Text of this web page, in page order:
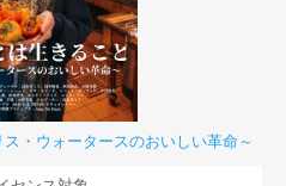
・ウォータースのおいしい革命～